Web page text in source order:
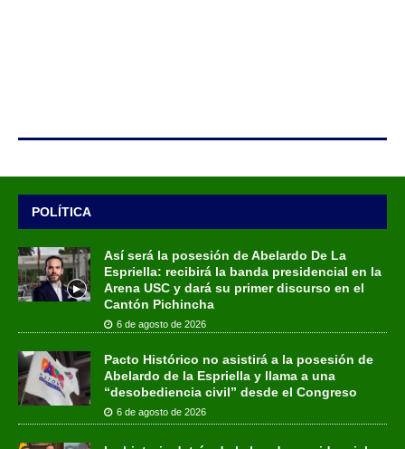
POLÍTICA
Así será la posesión de Abelardo De La
Espriella: recibirá la banda presidencial en la
Arena USC y dará su primer discurso en el
Cantón Pichincha
6 de agosto de 2026
Pacto Histórico no asistirá a la posesión de
Abelardo de la Espriella y llama a una
“desobediencia civil” desde el Congreso
6 de agosto de 2026